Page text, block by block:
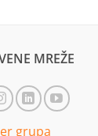
MREŽE
grupa